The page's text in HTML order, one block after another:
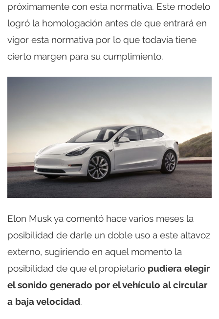
próximamente con esta normativa. Este modelo
logró la homologación antes de que entrará en
vigor esta normativa por lo que todavía tiene
cierto margen para su cumplimiento.
Elon Musk ya comentó hace varios meses la
posibilidad de darle un doble uso a este altavoz
externo, sugiriendo en aquel momento la
posibilidad de que el propietario pudiera elegir
el sonido generado por el vehículo al circular
a baja velocidad.